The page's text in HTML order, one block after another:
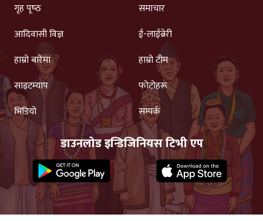
गृह पृष्‍ठ
समाचार
आदिवासी विज्ञ
ई-लाईब्रेरी
हाम्रो बारेमा
हाम्रो टीम
साइटम्याप
फोटोहरू
भिडियो
सम्पर्क
डाउनलोड इन्डिजिनियस टिभी एप